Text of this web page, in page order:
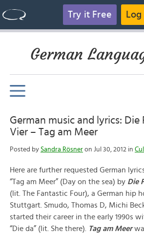
Try it Free
German
German music and lyrics: Die
Vier – Tag am Meer
Posted by Sandra Rösner on Jul 30, 2012 in
Here are further requested German
“Tag am Meer” (Day on the sea) by Die
(lit. The Fantastic Four), a German hip
Stuttgart. Smudo, Thomas D, Michi
started their career in the early 1990s
“Die da” (lit. She there).
Tag am Meer